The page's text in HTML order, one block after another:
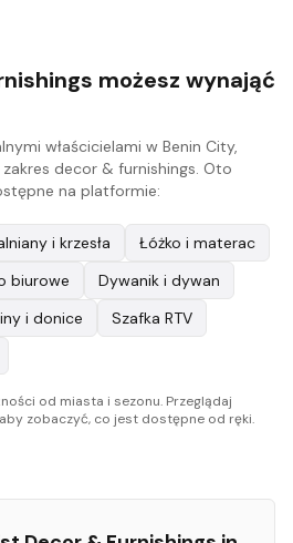
możesz wynająć
właścicielami w Benin City,
decor & furnishings. Oto
na platformie:
i krzesła
Łóżko i materac
biurowe
Dywanik i dywan
i donice
Szafka RTV
od miasta i sezonu. Przeglądaj
zobaczyć, co jest dostępne od ręki.